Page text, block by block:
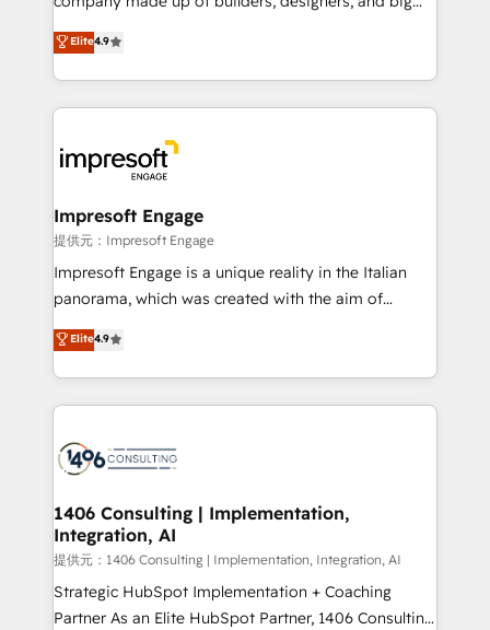
Platform Migration Excellence. • Top 3 Partner of the
Year LATAM 2022, 2023, 2024, 2025. • Partner of the
business with HubSpot? Let Cebra’s experts help
you grow faster, smarter, and with impact.
thinkers. We blend strategy, design, and
development—always fueled by curiosity—to turn
ideas, opportunities, and challenges into meaningful
experiences. To us, technology is more than just
and—most importantly—simple. That’s why we lean
into bold ideas and shape them into thoughtful
products and strategies that actually make a
difference.
Elite4.9
Impresoft Engage
提供元：Impresoft Engage
Impresoft Engage is a unique reality in the Italian
panorama, which was created with the aim of
putting Customer Experience at the center by
creating digital environments capable of integrating
people, processes and data. We offer the best
digital solutions on the market, ranging from CRM
marketing automation to online and offline sales
allowing companies to optimize processes and meet
the needs of the customer. We are part of Impresoft
Group, a group of specialized and complementary
companies that divide their offer into 4
Competence Centers: Smart Manufacturing,
Elite4.9
1406 Consulting | Implementation,
Integration, AI
提供元：1406 Consulting | Implementation, Integration, AI
Strategic HubSpot Implementation + Coaching
Partner As an Elite HubSpot Partner, 1406 Consulting